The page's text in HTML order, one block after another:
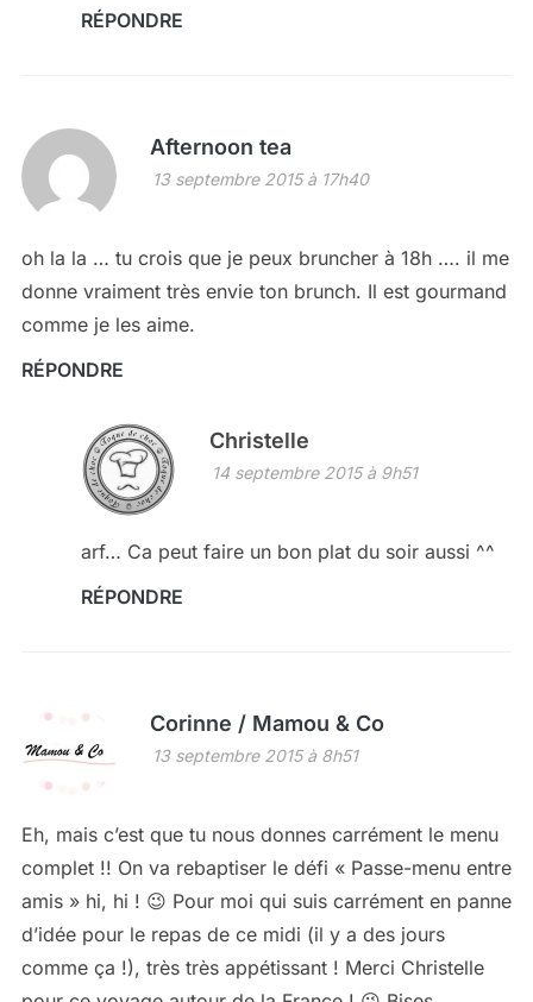
RÉPONDRE
Afternoon tea
13 septembre 2015 à 17h40
oh la la … tu crois que je peux bruncher à 18h …. il me
donne vraiment très envie ton brunch. Il est gourmand
comme je les aime.
RÉPONDRE
Christelle
14 septembre 2015 à 9h51
arf… Ca peut faire un bon plat du soir aussi ^^
RÉPONDRE
Corinne / Mamou & Co
13 septembre 2015 à 8h51
Eh, mais c’est que tu nous donnes carrément le menu
complet !! On va rebaptiser le défi « Passe-menu entre
amis » hi, hi ! 😉 Pour moi qui suis carrément en panne
d’idée pour le repas de ce midi (il y a des jours
comme ça !), très très appétissant ! Merci Christelle